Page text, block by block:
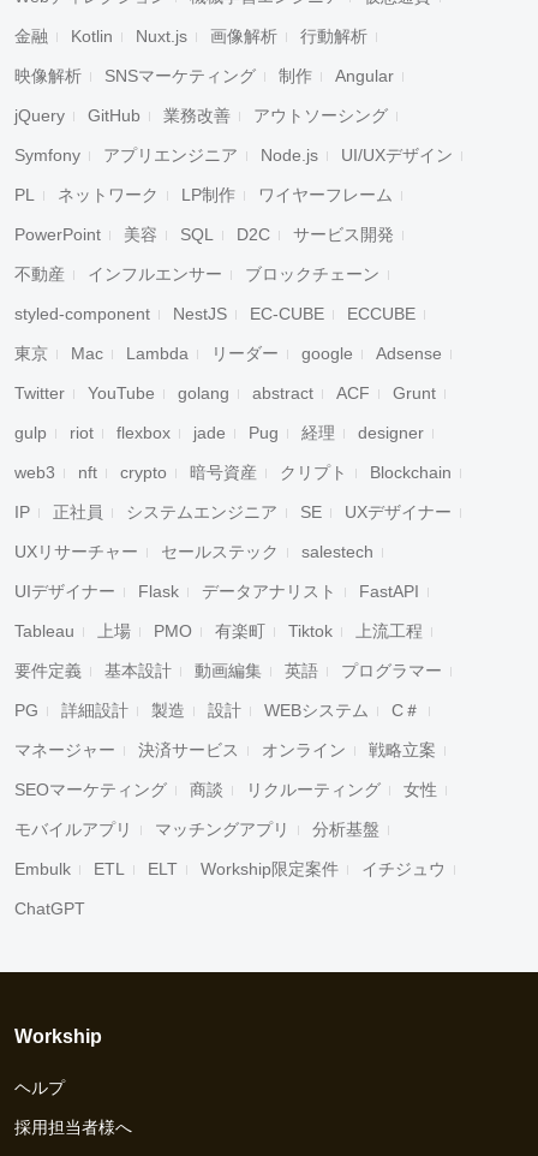
金融 Kotlin Nuxt.js 画像解析 行動解析
映像解析 SNSマーケティング 制作 Angular
jQuery GitHub 業務改善 アウトソーシング
Symfony アプリエンジニア Node.js UI/UXデザイン
PL ネットワーク LP制作 ワイヤーフレーム
PowerPoint 美容 SQL D2C サービス開発
不動産 インフルエンサー ブロックチェーン
styled-component NestJS EC-CUBE ECCUBE
東京 Mac Lambda リーダー google Adsense
Twitter YouTube golang abstract ACF Grunt
gulp riot flexbox jade Pug 経理 designer
web3 nft crypto 暗号資産 クリプト Blockchain
IP 正社員 システムエンジニア SE UXデザイナー
UXリサーチャー セールステック salestech
UIデザイナー Flask データアナリスト FastAPI
Tableau 上場 PMO 有楽町 Tiktok 上流工程
要件定義 基本設計 動画編集 英語 プログラマー
PG 詳細設計 製造 設計 WEBシステム C＃
マネージャー 決済サービス オンライン 戦略立案
SEOマーケティング 商談 リクルーティング 女性
モバイルアプリ マッチングアプリ 分析基盤
Embulk ETL ELT Workship限定案件 イチジュウ
ChatGPT
Workship
ヘルプ
採用担当者様へ